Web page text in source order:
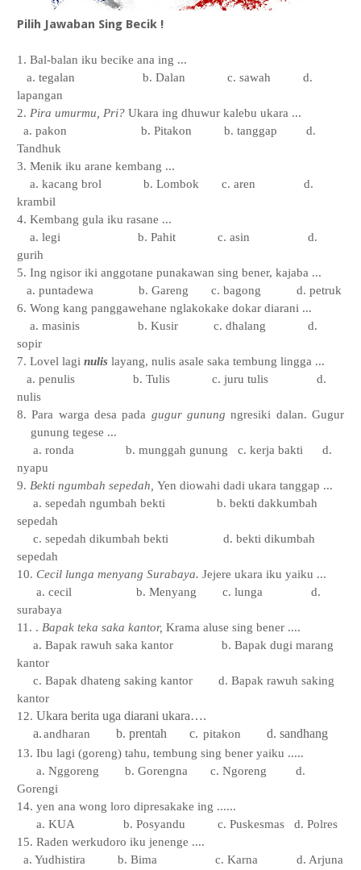
Pilih Jawaban Sing Becik !
1. Bal-balan iku becike ana ing ...
a. tegalan
b. Dalan c. sawah
d.
lapangan
2. Pira umurmu, Pri? Ukara ing dhuwur kalebu ukara ...
a. pakon
b. Pitakon b. tanggap
d.
Tandhuk
3. Menik iku arane kembang ...
a. kacang brol
b. Lombok c. aren
d.
krambil
4. Kembang gula iku rasane ...
a. legi
b. Pahit c. asin
d.
gurih
5. Ing ngisor iki anggotane punakawan sing bener, kajaba ...
a. puntadewa
b. Gareng c. bagong
d. petruk
6. Wong kang panggawehane nglakokake dokar diarani ...
a. masinis
b. Kusir c. dhalang
d.
sopir
7. Lovel lagi nulis layang, nulis asale saka tembung lingga ...
a. penulis
b. Tulis c. juru tulis
d.
nulis
8. Para warga desa pada gugur gunungngresiki dalan. Gugur
gunung tegese ...
a. ronda
b. munggah gunung c. kerja bakti
d.
nyapu
9. Bekti ngumbah sepedah, Yen diowahi dadi ukara tanggap ...
a. sepedah ngumbah bekti
b. bekti dakkumbah
sepedah
c. sepedah dikumbah bekti
d. bekti dikumbah
sepedah
10. Cecil lunga menyang Surabaya. Jejere ukara iku yaiku ...
a. cecil
b. Menyang c. lunga
d.
surabaya
11. . Bapak teka saka kantor, Krama aluse sing bener ....
a. Bapak rawuh saka kantor
b. Bapak dugi marang
kantor
c. Bapak dhateng saking kantor
d. Bapak rawuh saking
kantor
12. Ukara berita uga diarani ukara….
a.andharan b. prentah c. pitakon d. sandhang
13. Ibu lagi (goreng) tahu, tembung sing bener yaiku .....
a. Nggoreng
b. Gorengna c. Ngoreng
d.
Gorengi
14. yen ana wong loro dipresakake ing ......
a. KUA
b. Posyandu c. Puskesmas
d. Polres
15. Raden werkudoro iku jenenge ....
a. Yudhistira
b. Bima c. Karna d. Arjuna